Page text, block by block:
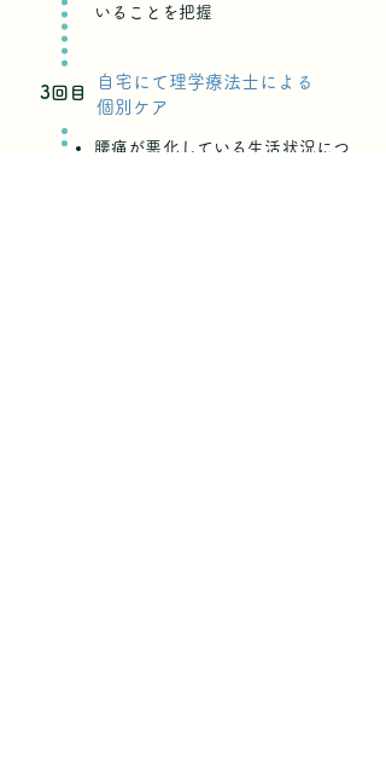
いることを把握
3回目
自宅にて理学療法士による
個別ケア
腰痛が悪化している生活状況につ